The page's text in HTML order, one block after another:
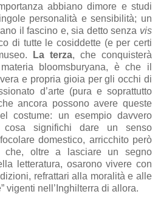
abbiano dimore e studi
personalità e sensibilità; un
il fascino e, sia detto senza vis
di tutte le cosiddette (e per certi
La terza, che conquisterà
bloomsburyana, è che il
e propria gioia per gli occhi di
d’arte (pura e soprattutto
ancora possono avere queste
costume: un esempio davvero
cosa significhi dare un senso
domestico, arricchito però
che, oltre a lasciare un segno
letteratura, osarono vivere con
refrattari alla moralità e alle
vigenti nell’Inghilterra di allora.